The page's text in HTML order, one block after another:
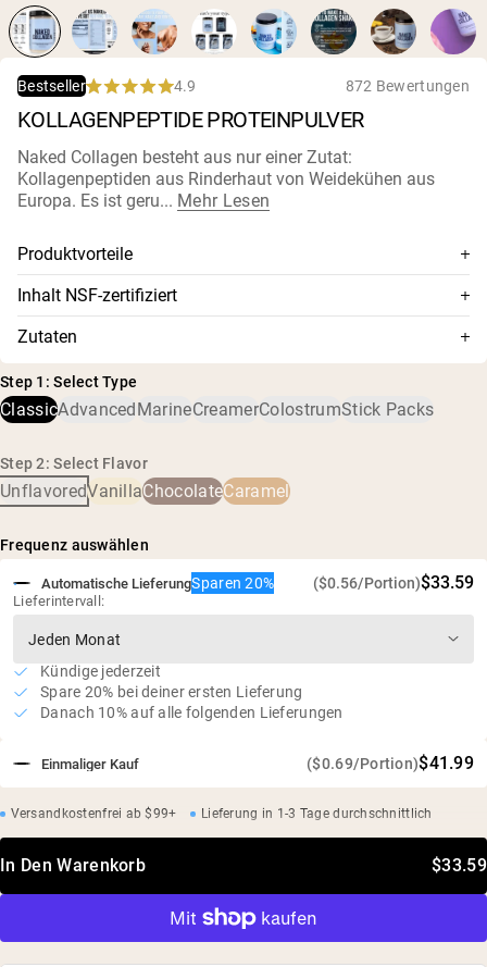
Bestseller
Rated
4.9
of
5
stars
4.9 872 Bewertungen
KOLLAGENPEPTIDE PROTEINPULVER
Naked Collagen besteht aus nur einer Zutat:
Kollagenpeptiden aus Rinderhaut von Weidekühen aus
Europa. Es ist geru... Mehr Lesen
Produktvorteile
100 % Premium-Kollagenpeptide
Aus grasgefütterten und weideaufgezogenen Rindern
europäischer Herkunft
9 g Protein und 0,6 g BCAAs pro Portion
Geruchlos, geschmacksneutral und leicht mischbar
Frei von Zusatzstoffen und künstlichen Süßungsmitteln
Glutenfrei, sojafrei, gentechnikfrei
Inhalt NSF-zertifiziert
Dieses Supplement ist NSF-zertifiziert, was bedeutet, dass
sein Inhalt gründlich auf Genauigkeit und Reinheit getestet
wurde und keine schädlichen Mengen an
Verunreinigungen, einschließlich Schwermetallen und
Pestiziden, aufweist.
Zutaten
Kollagenpeptide aus Rinderhaut
Step 1: Select Type
ClassicAdvancedMarineCreamerColostrumStick Packs
Step 2: Select Flavor
UnflavoredVanillaChocolateCaramel
Frequenz auswählen
Einmaliger Kauf ($0.69/Portion)$41.99
Automatische LieferungSparen 20% ($0.56/Portion)$33.59
Lieferintervall:
Kündige jederzeit
Spare 20% bei deiner ersten Lieferung
Danach 10% auf alle folgenden Lieferungen
Versandkostenfrei ab $99+ Lieferung in 1-3 Tage durchschnittlich
In Den Warenkorb $33.59